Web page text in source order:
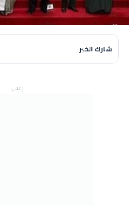
شارك الخبر
إعلان